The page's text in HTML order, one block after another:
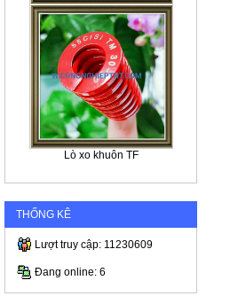
Lò xo khuôn TF
THỐNG KÊ
Lượt truy cập: 11230609
Đang online: 6